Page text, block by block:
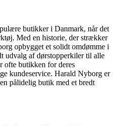
butikker i Danmark, når det
Med en historie, der strækker
opbygget et solidt omdømme i
udvalg af dørstopperkiler til alle
ofte butikken for deres
kundeservice. Harald Nyborg er
pålidelig butik med et bredt